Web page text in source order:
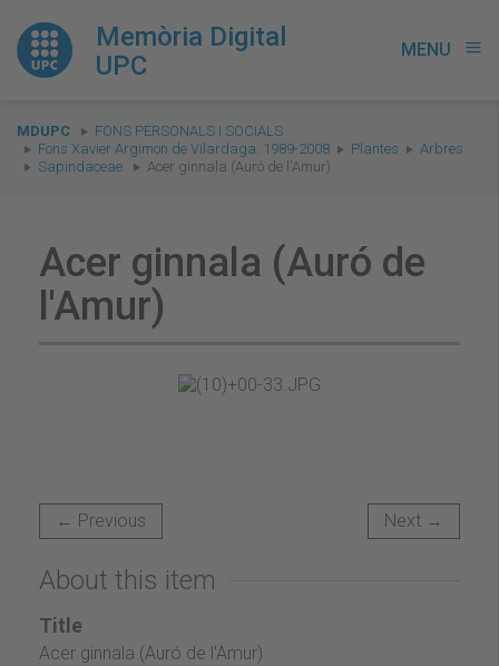
Memòria Digital
UPC
MENU menu
You
are
here:
MDUPC
FONS PERSONALS I SOCIALS
Fons Xavier Argimon de Vilardaga. 1989-2008
Plantes
Arbres
Sapindaceae
Acer ginnala (Auró de l'Amur)
Acer ginnala (Auró de
l'Amur)
← Previous Next →
About this item
Title
Acer ginnala (Auró de l'Amur)